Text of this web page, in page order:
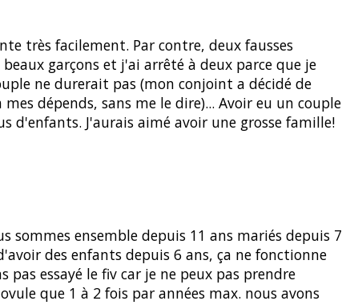
très facilement. Par contre, deux fausses
beaux garçons et j'ai arrêté à deux parce que je
ne durerait pas (mon conjoint a décidé de
dépends, sans me le dire)... Avoir eu un couple
d'enfants. J'aurais aimé avoir une grosse famille!
sommes ensemble depuis 11 ans mariés depuis 7
des enfants depuis 6 ans, ça ne fonctionne
pas essayé le fiv car je ne peux pas prendre
que 1 à 2 fois par années max. nous avons